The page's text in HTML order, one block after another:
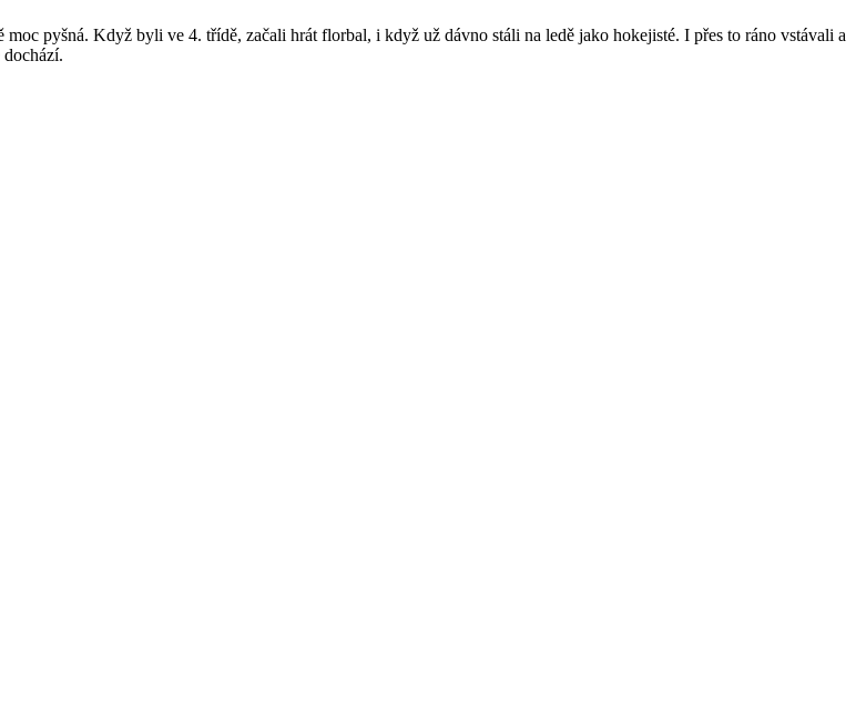
moc pyšná. Když byli ve 4. třídě, začali hrát florbal, i když už dávno stáli na ledě jako hokejisté. I přes to ráno vstávali a